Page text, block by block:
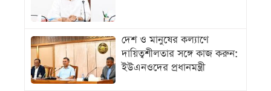
দেশ ও মানুষের কল্যাণে
দায়িত্বশীলতার সঙ্গে কাজ করুন:
ইউএনওদের প্রধানমন্ত্রী